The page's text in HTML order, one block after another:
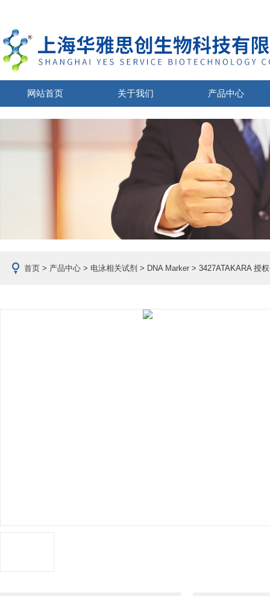
网站首页 关于我们 产品中心
首页 > 产品中心 > 电泳相关试剂 > DNA Marker > 3427ATAKARA 授